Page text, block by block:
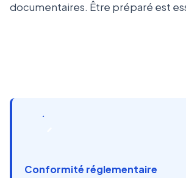
documentaires. Être préparé est
Conformité réglementaire